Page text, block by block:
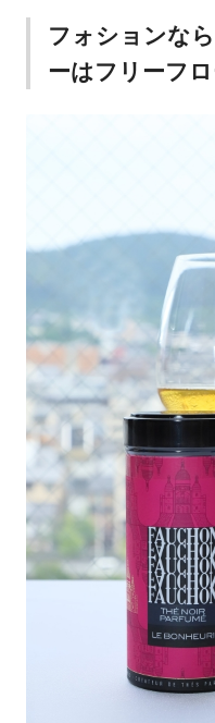
フォションな
ーはフリーフ